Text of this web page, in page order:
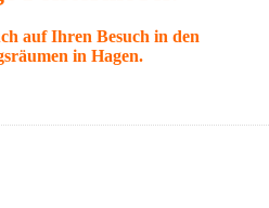
auf Ihren Besuch in den
in Hagen.